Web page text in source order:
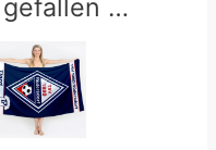
gefallen …
24,90 €
bis
39,90 €